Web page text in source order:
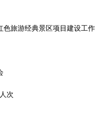
色旅游经典景区项目建设工作
次